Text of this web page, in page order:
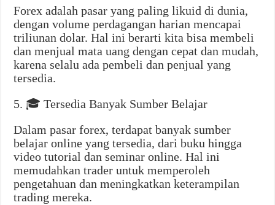
Forex adalah pasar yang paling likuid di dunia,
dengan volume perdagangan harian mencapai
triliunan dolar. Hal ini berarti kita bisa membeli
dan menjual mata uang dengan cepat dan mudah,
karena selalu ada pembeli dan penjual yang
tersedia.
5. 🎓 Tersedia Banyak Sumber Belajar
Dalam pasar forex, terdapat banyak sumber
belajar online yang tersedia, dari buku hingga
video tutorial dan seminar online. Hal ini
memudahkan trader untuk memperoleh
pengetahuan dan meningkatkan keterampilan
trading mereka.